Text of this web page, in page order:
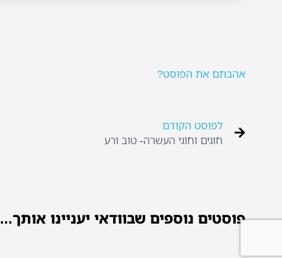
אהבתם את הפוסט?
לפוסט הקודם
חוגים וחוגי העשרה- טוב ורע
פוסטים נוספים שבוודאי יעניינו אותך...